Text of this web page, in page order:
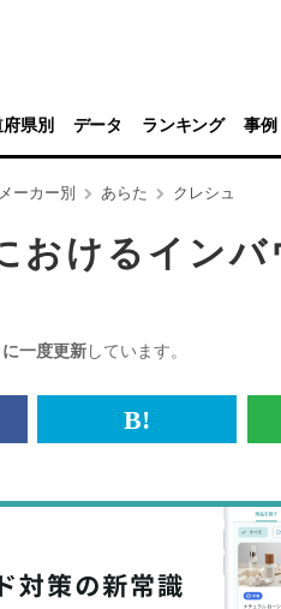
府県別 データ ランキング 事例
メーカー別 あらた クレシュ
おけるイン
に一度更新しています。
は
な
ッ